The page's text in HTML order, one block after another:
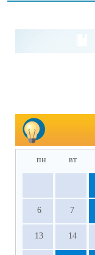
пн вт
6 7
13 14